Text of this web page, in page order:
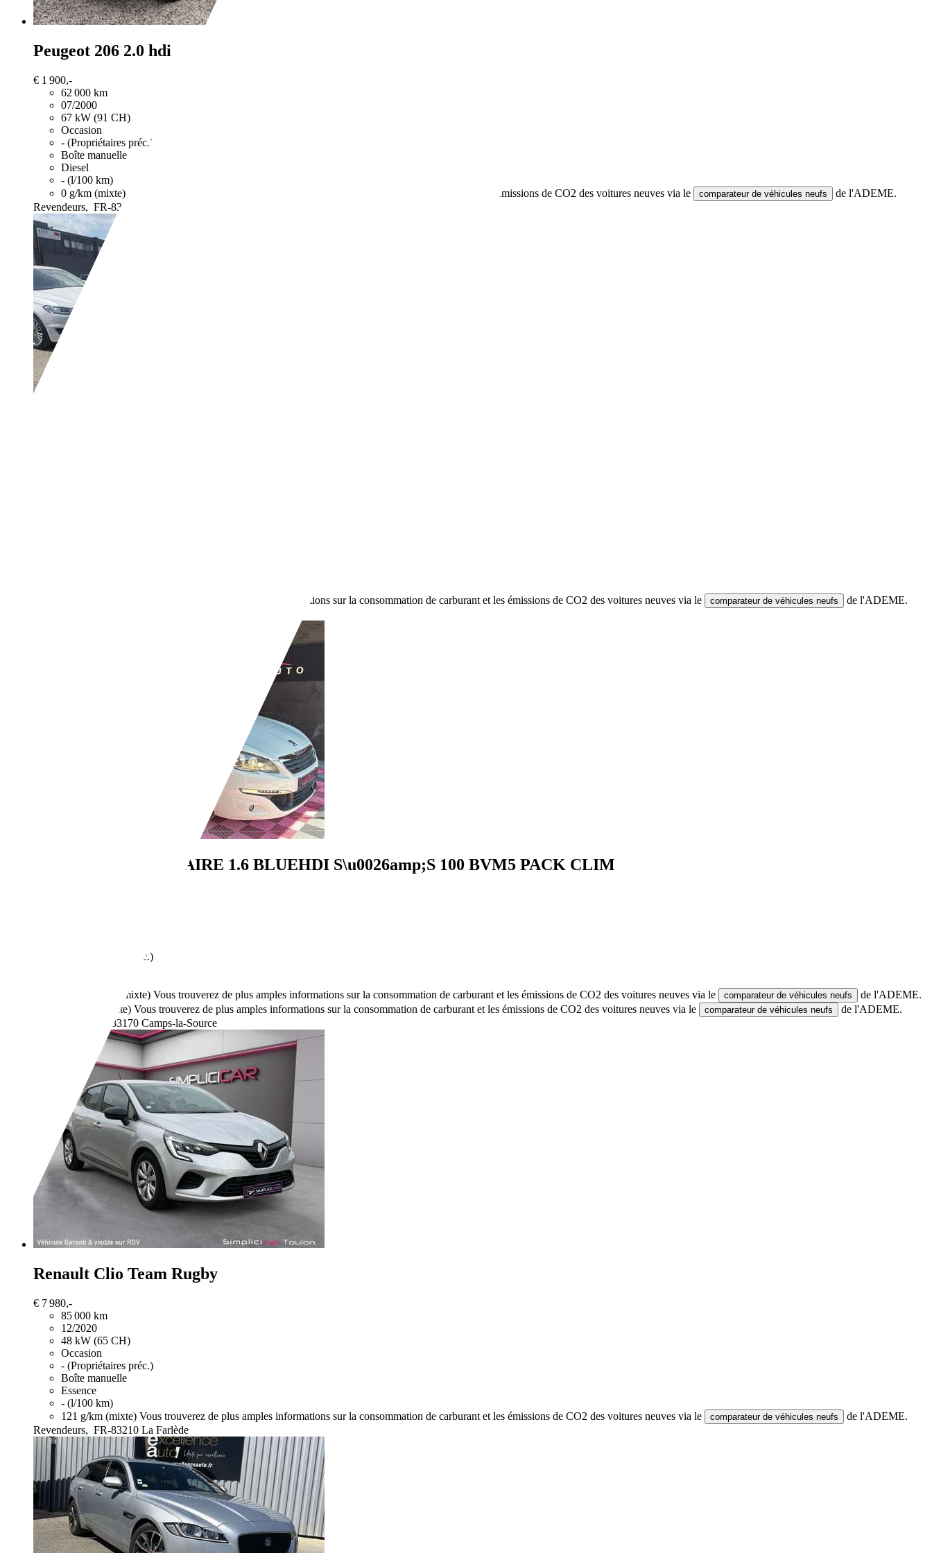
Peugeot 206 2.0 hdi
€ 1 900,-
62 000 km
07/2000
67 kW (91 CH)
Occasion
- (Propriétaires préc.)
Boîte manuelle
Diesel
- (l/100 km)
0 g/km (mixte) Vous trouverez de plus amples informations sur la consommation de carburant et les émissions de CO2 des voitures neuves via le comparateur de véhicules neufs
de l'ADEME.
Revendeurs, FR-83170 Brignoles
Vous trouverez de plus amples informations sur la consommation de carburant et les émissions de CO2 des voitures neuves via le comparateur de véhicules neufs
de l'ADEME.
308 AFFAIRE 1.6 BLUEHDI S\u0026amp;S 100 BVM5 PACK CLIM
- (Propriétaires préc.)
3,6 l/100 km (mixte) Vous trouverez de plus amples informations sur la consommation de carburant et les émissions de CO2 des voitures neuves via le comparateur de véhicules neufs
de l'ADEME.
94 g/km (mixte) Vous trouverez de plus amples informations sur la consommation de carburant et les émissions de CO2 des voitures neuves via le comparateur de véhicules neufs
de l'ADEME.
FR-83170 Camps-la-Source
Renault Clio Team Rugby
€ 7 980,-
85 000 km
12/2020
48 kW (65 CH)
Occasion
- (Propriétaires préc.)
Boîte manuelle
Essence
- (l/100 km)
121 g/km (mixte) Vous trouverez de plus amples informations sur la consommation de carburant et les émissions de CO2 des voitures neuves via le comparateur de véhicules neufs
de l'ADEME.
Revendeurs, FR-83210 La Farlède